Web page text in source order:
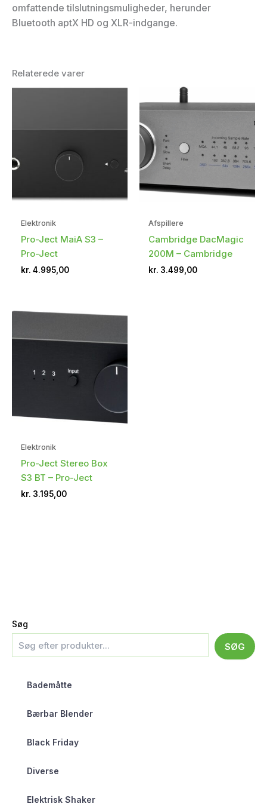
Søg
SØG
Bademåtte
Bærbar Blender
Black Friday
Diverse
Elektrisk Shaker
omfattende tilslutningsmuligheder, herunder
Bluetooth aptX HD og XLR-indgange.
Relaterede varer
Elektronik
Pro-Ject MaiA S3 –
Pro-Ject
kr. 4.995,00
Afspillere
Cambridge DacMagic
200M – Cambridge
kr. 3.499,00
Elektronik
Pro-Ject Stereo Box
S3 BT – Pro-Ject
kr. 3.195,00